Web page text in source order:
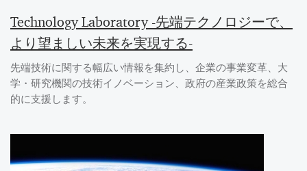
Technology Laboratory -先端テクノロジーで、
より望ましい未来を実現する-
先端技術に関する幅広い情報を集約し、企業の事業変革、大
学・研究機関の技術イノベーション、政府の産業政策を総合
的に支援します。